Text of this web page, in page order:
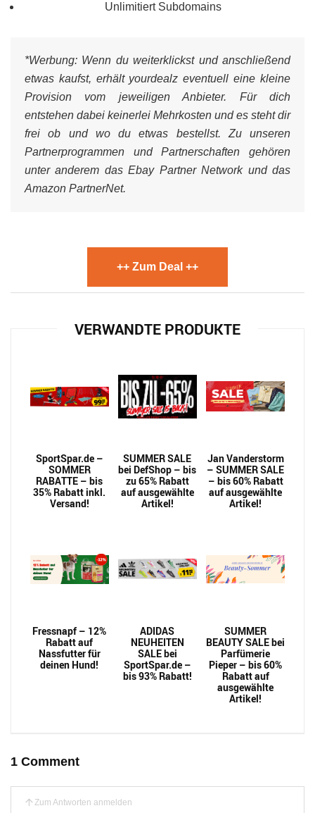
Unlimitiert Subdomains
*Werbung: Wenn du weiterklickst und anschließend
etwas kaufst, erhält yourdealz eventuell eine kleine
Provision vom jeweiligen Anbieter. Für dich
entstehen dabei keinerlei Mehrkosten und es steht dir
frei ob und wo du etwas bestellst. Zu unseren
Partnerprogrammen und Partnerschaften gehören
unter anderem das Ebay Partner Network und das
Amazon PartnerNet.
++ Zum Deal ++
VERWANDTE PRODUKTE
SportSpar.de –
SOMMER
RABATTE – bis
35% Rabatt inkl.
Versand!
SUMMER SALE
bei DefShop – bis
zu 65% Rabatt
auf ausgewählte
Artikel!
Jan Vanderstorm
– SUMMER SALE
– bis 60% Rabatt
auf ausgewählte
Artikel!
Fressnapf – 12%
Rabatt auf
Nassfutter für
deinen Hund!
ADIDAS
NEUHEITEN
SALE bei
SportSpar.de –
bis 93% Rabatt!
SUMMER
BEAUTY SALE bei
Parfümerie
Pieper – bis 60%
Rabatt auf
ausgewählte
Artikel!
1 Comment
Zum Antworten anmelden